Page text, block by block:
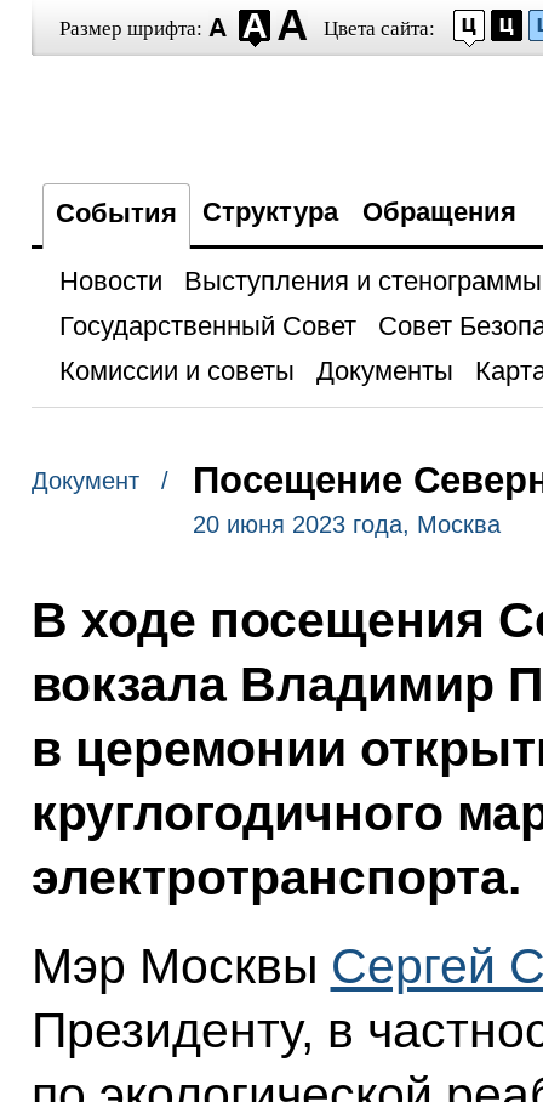
Размер шрифта: Цвета сайта:
События Структура Обращения
Новости
Выступления и стенограммы
Государственный Совет
Совет
Комиссии и советы
Документы
Документ / Посещение
20 июня 2023 года, Москва
В ходе посещения
вокзала Владимир
в церемонии
круглогодичного
электротранспорта.
Мэр Москвы Сергей
Президенту, в